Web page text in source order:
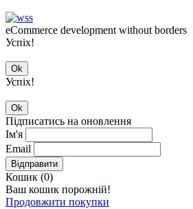
eCommerce development without borders
Успіх!
Ok
Успіх!
Ok
Підписатись на оновлення
Ім'я
Email
Відправити
Кошик (0)
Ваш кошик порожній!
Продовжити покупки